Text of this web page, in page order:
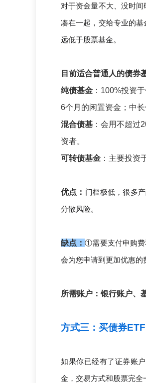
对于资金量不大、没时间
凑在一起，交给专业的
远低于股票基金。
目前适合普通人的债券
纯债基金 ：100%投资
6个月的闲置资金；中
混合债基 ：会用不超过
资者。
可转债基金 ：主要投资
优点： 门槛极低，很多
分散风险。
缺点：①需要支付申购费
会为您申请到更加优惠的
所需账户：银行账户、
方式三：买债券ETF
如果你已经有了证券账
金，交易方式和股票完